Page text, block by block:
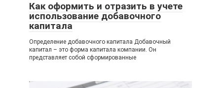
Как оформить и отразить в учете
использование добавочного
капитала
Определение добавочного капитала Добавочный
капитал – это форма капитала компании. Он
представляет собой сформированные